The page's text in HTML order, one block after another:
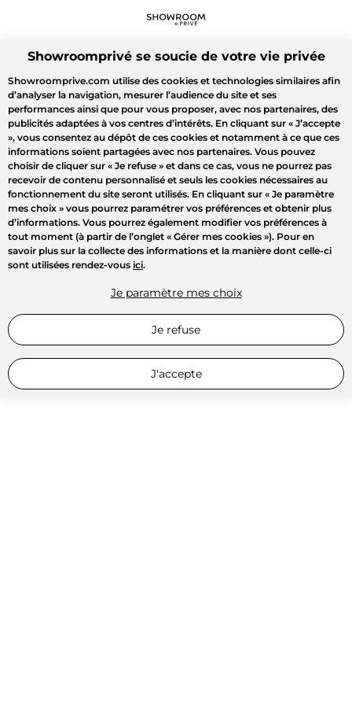
Showroomprivé se soucie de votre vie privée
Showroomprive.com utilise des cookies et technologies similaires afin
d’analyser la navigation, mesurer l’audience du site et ses
performances ainsi que pour vous proposer, avec nos partenaires, des
publicités adaptées à vos centres d’intérêts. En cliquant sur « J’accepte
», vous consentez au dépôt de ces cookies et notamment à ce que ces
informations soient partagées avec nos partenaires. Vous pouvez
choisir de cliquer sur « Je refuse » et dans ce cas, vous ne pourrez pas
recevoir de contenu personnalisé et seuls les cookies nécessaires au
fonctionnement du site seront utilisés. En cliquant sur « Je paramètre
mes choix » vous pourrez paramétrer vos préférences et obtenir plus
d’informations. Vous pourrez également modifier vos préférences à
tout moment (à partir de l’onglet « Gérer mes cookies »). Pour en
savoir plus sur la collecte des informations et la manière dont celle-ci
sont utilisées rendez-vous ici.
Je paramètre mes choix
Je refuse
J'accepte